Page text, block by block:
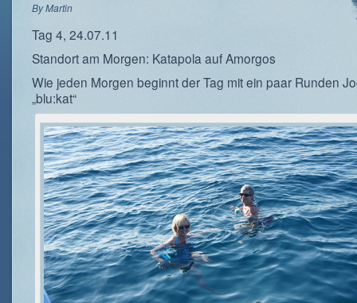
ByMartin
Tag 4, 24.07.11
Standort am Morgen: Katapola auf Amorgos
Wie jeden Morgen beginnt der Tag mit ein paar Runden
„blu:kat“